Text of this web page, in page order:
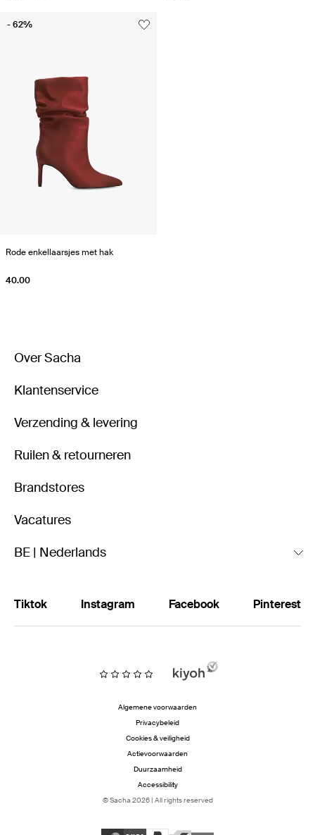
Rode enkellaarsjes met hak
40.00
- 62%
Over Sacha
Klantenservice
Verzending & levering
Ruilen & retourneren
Brandstores
Vacatures
BE | Nederlands
Tiktok Instagram Facebook Pinterest
Algemene voorwaarden
Privacybeleid
Cookies & veiligheid
Actievoorwaarden
Duurzaamheid
Accessibility
© Sacha 2026 | All rights reserved